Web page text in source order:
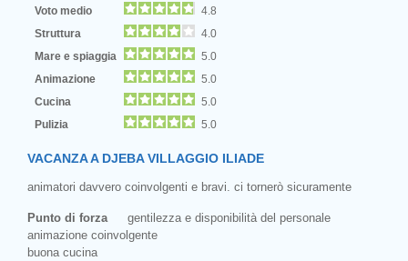
Voto medio
4.8
Struttura
4.0
Mare e spiaggia
5.0
Animazione
5.0
Cucina
5.0
Pulizia
5.0
VACANZA A DJEBA VILLAGGIO ILIADE
animatori davvero coinvolgenti e bravi. ci tornerò sicuramente
Punto di forza
gentilezza e disponibilità del personale
animazione coinvolgente
buona cucina